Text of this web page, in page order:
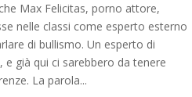
Max Felicitas, porno attore,
nelle classi come esperto esterno
di bullismo. Un esperto di
e già qui ci sarebbero da tenere
La parola...